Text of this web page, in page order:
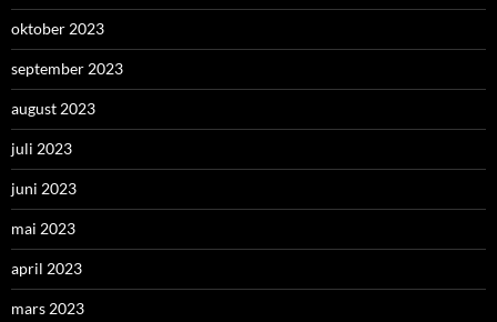
oktober 2023
september 2023
august 2023
juli 2023
juni 2023
mai 2023
april 2023
mars 2023